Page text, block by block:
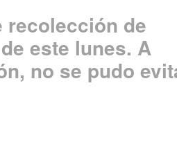
recolección de
este lunes. A
no se pudo